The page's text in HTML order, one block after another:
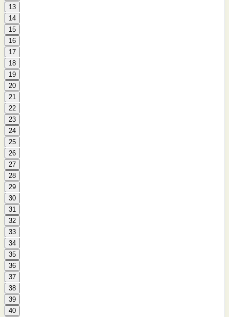
13
14
15
16
17
18
19
20
21
22
23
24
25
26
27
28
29
30
31
32
33
34
35
36
37
38
39
40